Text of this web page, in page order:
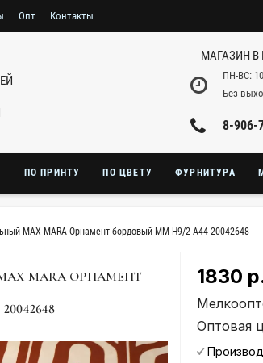
Опт Контакты
МАГАЗИН В
ПН-ВС:
Без
8-906-
ПО ПРИНТУ ПО ЦВЕТУ ФУРНИТУРА
MAX MARA Орнамент бордовый MM H9/2 A44 20042648
MARA ОРНАМЕНТ
1830
Оптовая